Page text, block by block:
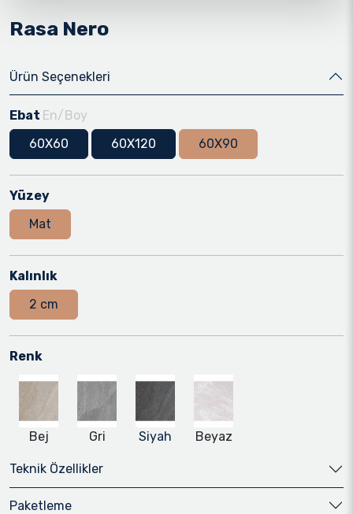
Rasa Nero
Ürün Seçenekleri
Ebat En/Boy
60X60
60X120 60X90
Yüzey
Mat
Kalınlık
2 cm
Renk
Bej Gri Siyah Beyaz
Teknik Özellikler
Paketleme